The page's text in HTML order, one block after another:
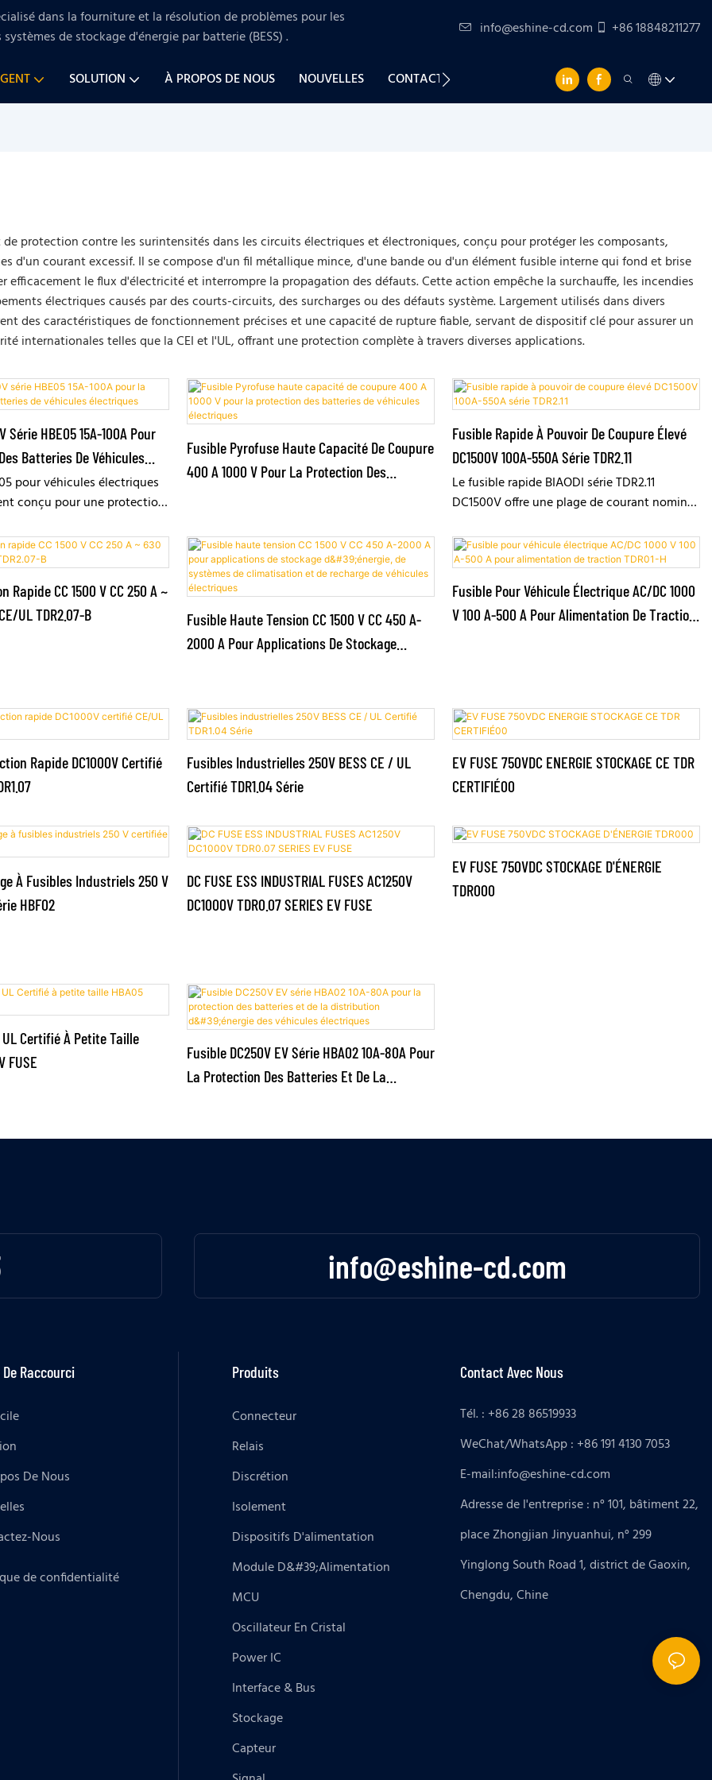
dans la fourniture et la résolution de problèmes pourles
de stockage d'énergie par batterie (BESS). info@eshine-cd.com +86 18848211277
SOLUTION À PROPOS DE NOUS NOUVELLES CONTACTEZ-NOUS
protection contre les surintensités dans les circuits électriques et électroniques, conçu pour protéger les composants,
d'un courant excessif. Il se compose d'un fil métallique mince, d'une bande ou d'un élément fusible interne qui fond et brise
le flux d'électricité et interrompre la propagation des défauts. Cette action empêche la surchauffe, les incendies
électriques causés par des courts-circuits, des surcharges ou des défauts système. Largement utilisés dans divers
des caractéristiques de fonctionnement précises et une capacité de rupture fiable, servant de dispositif clé pour assurer un
internationales telles que la CEI et l'UL, offrant une protection complète à travers diverses applications.
Série HBE05 15A-100A Pour
Batteries De Véhicules
pour véhicules électriques
conçu pour une protection
systèmes CC haute tension
Avec une tension
V CC et des courants de 15
un pouvoir de coupure
compacte à
Fusible Pyrofuse Haute Capacité De Coupure
400 A 1000 V Pour La Protection Des
Fusible Rapide À Pouvoir De Coupure Élevé
DC1500V 100A-550A Série TDR2.11
Le fusible rapide BIAODI série TDR2.11
DC1500V offre une plage de courant nominal
coupure de 250 kA à 10 ms. Conforme aux
normes UL248-13, IEC60269-4 et GB/T13539.4,
il est certifié 3C, CE et UL et conforme à la
directive RoHS. Compact et résistant aux
chocs thermiques, aux vibrations et aux
d'alimentation des véhicules électriques, les
systèmes de conversion de puissance, les
batteries, le stockage d'énergie, les navires
et autres applications CC. Il est disponible en
indicateur et micro-interrupteur en option.
Rapide CC 1500 V CC 250 A ~
UL TDR2.07-B
Fusible Haute Tension CC 1500 V CC 450 A-
2000 A Pour Applications De Stockage
Fusible Pour Véhicule Électrique AC/DC 1000
V 100 A-500 A Pour Alimentation De Traction
Rapide DC1000V Certifié
Fusibles Industrielles 250V BESS CE / UL
Certifié TDR1.04 Série
EV FUSE 750VDC ENERGIE STOCKAGE CE TDR
CERTIFIÉ00
À Fusibles Industriels 250 V
HBF02
DC FUSE ESS INDUSTRIAL FUSES AC1250V
DC1000V TDR0.07 SERIES EV FUSE
EV FUSE 750VDC STOCKAGE D'ÉNERGIE
TDR000
Certifié À Petite Taille
FUSE
Fusible DC250V EV Série HBA02 10A-80A Pour
La Protection Des Batteries Et De La
info@eshine-cd.com
Raccourci
De Nous
Nous
de confidentialité
Produits
Connecteur
Relais
Discrétion
Isolement
Dispositifs D'alimentation
Module D&#39;alimentation
MCU
Oscillateur En Cristal
Power IC
Interface & Bus
Stockage
Capteur
Contact Avec Nous
Tél. : +86 28 86519933
WeChat/WhatsApp : +86 191 4130 7053
E-mail:info@eshine-cd.com
Adresse de l'entreprise : n° 101, bâtiment 22,
place Zhongjian Jinyuanhui, n° 299
Yinglong South Road 1, district de Gaoxin,
Chengdu, Chine